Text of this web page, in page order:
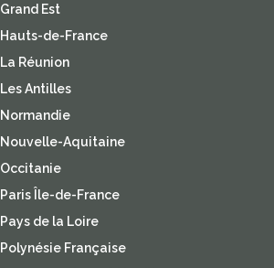
Grand Est
Hauts-de-France
La Réunion
Les Antilles
Normandie
Nouvelle-Aquitaine
Occitanie
Paris Île-de-France
Pays de la Loire
Polynésie Française